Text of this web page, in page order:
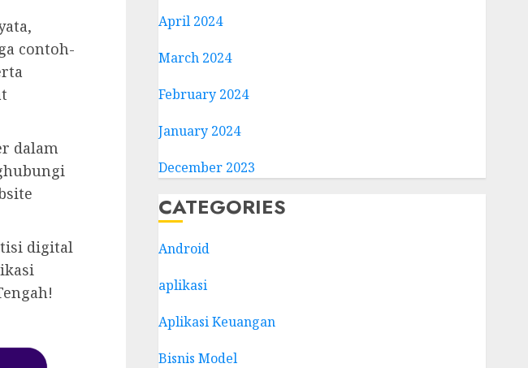
contoh-
dalam
digital
April 2024
March 2024
February 2024
January 2024
December 2023
CATEGORIES
Android
aplikasi
Aplikasi Keuangan
Bisnis Model